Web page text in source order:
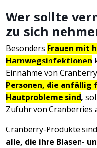
Wer sollte
zu sich
Besonders Frauen mit
Harnwegsinfektionen
Einnahme von
Personen, die anfällig
Hautprobleme sind,
Zufuhr von Cranberries
Cranberry-Produkte
alle, die ihre Blasen-